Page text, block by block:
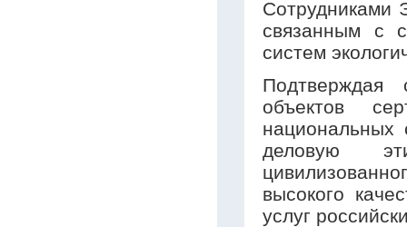
Сотрудниками
связанным с
систем
Подтверждая
объектов
национальных
деловую
высокого
услуг